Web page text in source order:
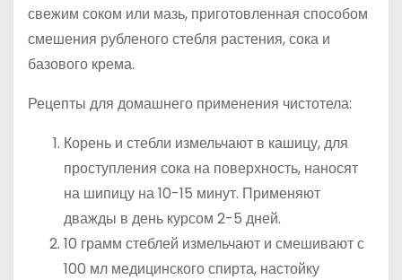
свежим соком или мазь, приготовленная способом
смешения рубленого стебля растения, сока и
базового крема.
Рецепты для домашнего применения чистотела:
Корень и стебли измельчают в кашицу, для
проступления сока на поверхность, наносят
на шипицу на 10-15 минут. Применяют
дважды в день курсом 2-5 дней.
10 грамм стеблей измельчают и смешивают с
100 мл медицинского спирта, настойку